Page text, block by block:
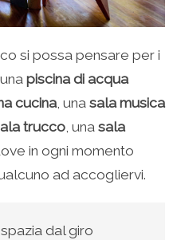
si possa pensare per i
piscina di acqua
cucina, una sala musica
trucco, una sala
in ogni momento
ad accogliervi.
dal giro